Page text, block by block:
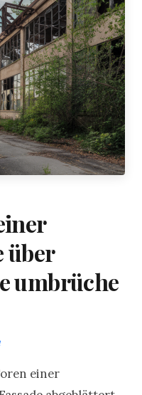
über
umbrüche
einer